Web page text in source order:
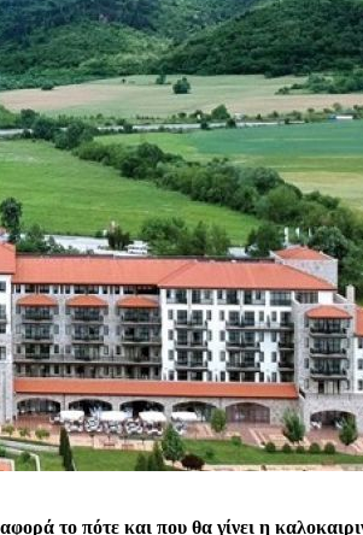
το πότε και που θα γίνει η